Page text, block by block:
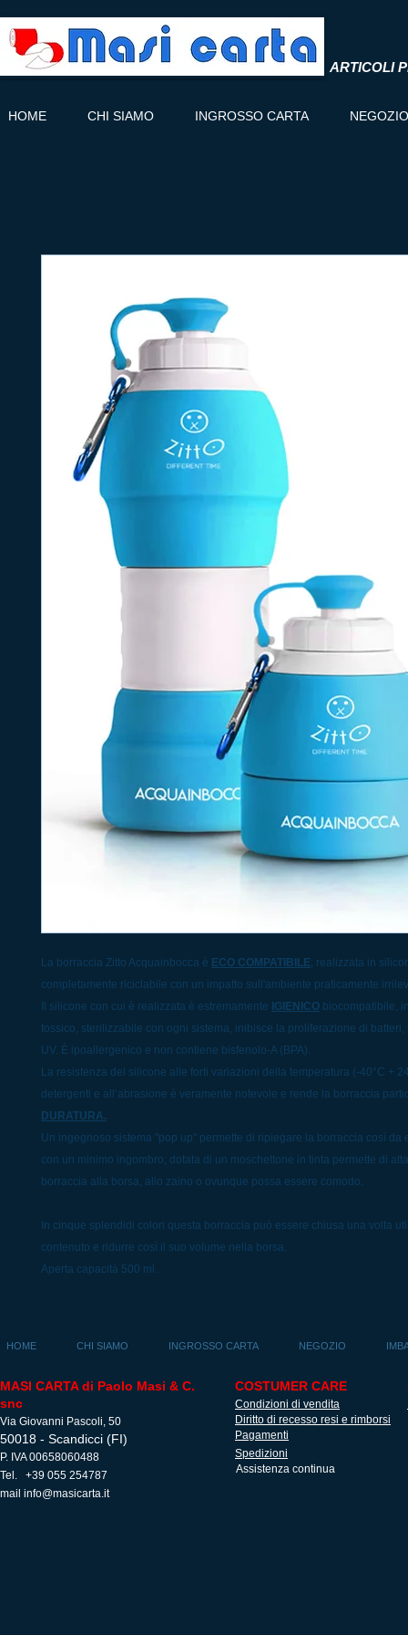
ARTICOLI
HOME CHI SIAMO INGROSSO CARTA NEGOZIO
La borraccia Zitto Acquainbocca è ECO COMPATIBILE; realizzata in
completamente riciclabile con un impatto sull'ambiente praticamente
Il silicone con cui è realizzata è estremamente IGIENICO biocompatibile,
tossico, sterilizzabile con ogni sistema, inibisce la proliferazione di
UV. È ipoallergenico e non contiene bisfenolo-A (BPA).
La resistenza del silicone alle forti variazioni della temperatura (-40°C +
detergenti e all’abrasione è veramente notevole e rende la borraccia
DURATURA.
Un ingegnoso sistema "pop up" permette di ripiegare la borraccia così da
con un minimo ingombro; dotata di un moschettone in tinta permette di
borraccia alla borsa, allo zaino o ovunque possa essere comodo.
In cinque splendidi colori questa borraccia può essere chiusa una volta
contenuto e ridurre così il suo volume nella borsa.
Aperta capacità 500 ml.
HOME CHI SIAMO INGROSSO CARTA NEGOZIO
MASI CARTA di Paolo Masi & C.
snc
Via Giovanni Pascoli, 50
50018 - Scandicci (FI)
P. IVA 00658060488
Tel. +39 055 254787
mail info@masicarta.it
COSTUMER CARE
Condizioni di vendita
Diritto di recesso resi e rimborsi
Pagamenti
Spedizioni
Assistenza continua